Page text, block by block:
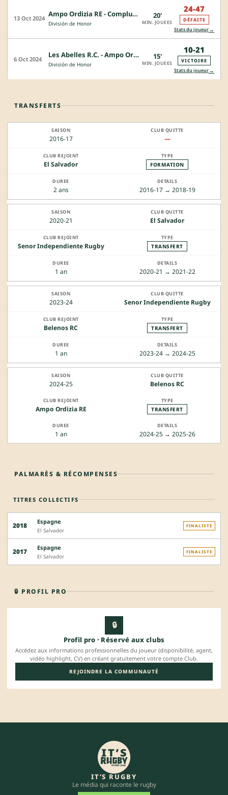
13 Oct 2024 Ampo Ordizia RE - Complutense Cisneros
División de Honor
20'
MIN. JOUEES
24-47
DÉFAITE
Stats du joueur→
6 Oct 2024 Les Abelles R.C. - Ampo Ordizia RE
División de Honor
15'
MIN. JOUEES
10-21
VICTOIRE
Stats du joueur→
TRANSFERTS
2016-17 —
El Salvador FORMATION
2 ans 2016-17 → 2018-19
2020-21 El Salvador
Senor Independiente Rugby TRANSFERT
1 an 2020-21 → 2021-22
2023-24 Senor Independiente Rugby
Belenos RC TRANSFERT
1 an 2023-24 → 2024-25
2024-25 Belenos RC
Ampo Ordizia RE TRANSFERT
1 an 2024-25 → 2025-26
PALMARÈS & RÉCOMPENSES
TITRES COLLECTIFS
2018 Espagne
El Salvador
FINALISTE
2017 Espagne
El Salvador
FINALISTE
🔒 PROFIL PRO
🔒
Profil pro · Réservé aux clubs
Accédez aux informations professionnelles du joueur (disponibilité, agent,
vidéo highlight, CV) en créant gratuitement votre compte Club.
REJOINDRE LA COMMUNAUTÉ
IT’S RUGBY
Le média qui raconte le rugby